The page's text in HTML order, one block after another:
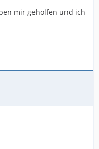
mir geholfen und ich